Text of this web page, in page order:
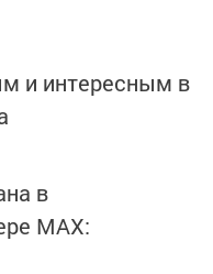
и интересным в
в
MАХ: